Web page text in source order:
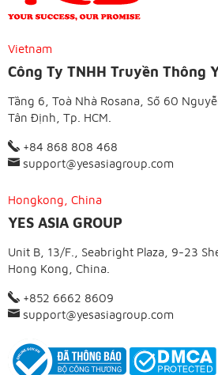
Vietnam
Công Ty TNHH Truyền Thông
Tầng 6, Toà Nhà Rosana, Số 60
Tân Định, Tp. HCM.
+84 868 808 468
support@yesasiagroup.com
Hongkong, China
YES ASIA GROUP
Unit B, 13/F., Seabright Plaza, 9-23
Hong Kong, China.
+852 6662 8609
support@yesasiagroup.com